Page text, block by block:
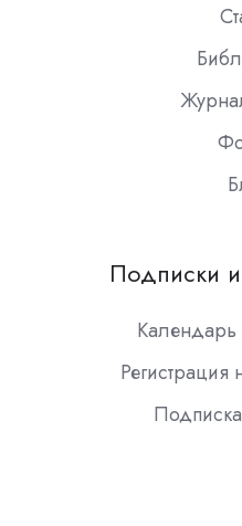
Подписки
Календарь
Регистрация